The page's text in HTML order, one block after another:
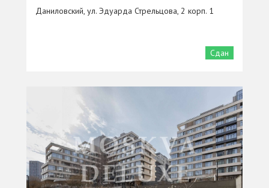
Даниловский, ул. Эдуарда Стрельцова, 2 корп. 1
Сдан